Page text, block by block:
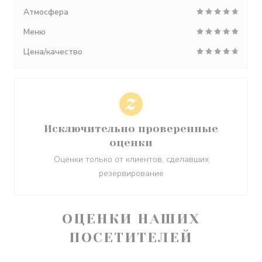
ОЦЕНКИ НАШИХ
ПОСЕТИТЕЛЕЙ
Атмосфера
Меню
Цена/качество
Исключительно проверенные
оценки
Оценки только от клиентов, сделавших
резервирование